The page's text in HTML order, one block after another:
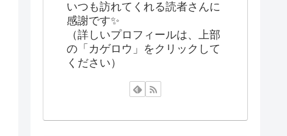
いつも訪れてくれる読者さんに
感謝です✨
（詳しいプロフィールは、上部
の「カゲロウ」をクリックして
ください）